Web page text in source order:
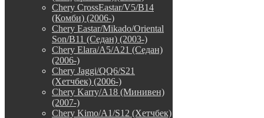
Chery CrossEastar/V5/B14
(Комби) (2006-)
Chery Eastar/Mikado/Oriental
Son/B11 (Седан) (2003-)
Chery Elara/A5/A21 (Седан)
(2006-)
Chery Jaggi/QQ6/S21
(Хетчбек) (2006-)
Chery Karry/A18 (Минивен)
(2007-)
Chery Kimo/A1/S12 (Хетчбек)